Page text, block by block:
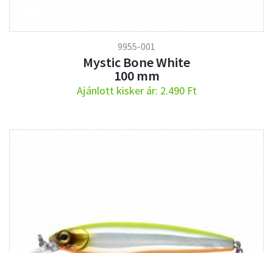
9955-001
Mystic Bone White
100 mm
Ajánlott kisker ár: 2.490 Ft